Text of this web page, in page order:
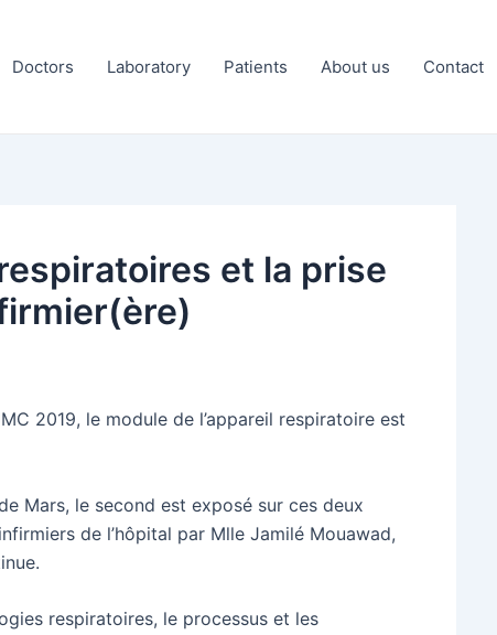
Doctors Laboratory Patients About us Contact
et la prise
2019, le module de l’appareil respiratoire est
Mars, le second est exposé sur ces deux
de l’hôpital par Mlle Jamilé Mouawad,
respiratoires, le processus et les